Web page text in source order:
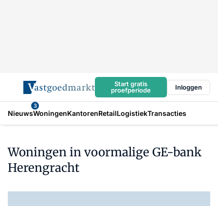
Start gratis
proefperiode
Inloggen
Nieuws
3
WoningenKantorenRetailLogistiekTransacties
Woningen in voormalige GE-bank
Herengracht